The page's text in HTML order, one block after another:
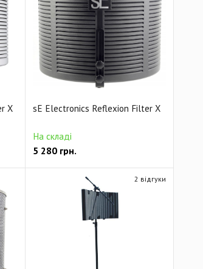
X
sE Electronics Reflexion Filter X
На складі
5 280 грн.
2 відгуки